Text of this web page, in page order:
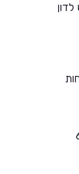
נפלו פגמים בתחילת האשפוז הרי שבחלוף 6